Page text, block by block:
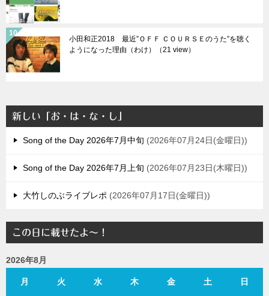
小田和正2018 最近”ＯＦＦ ＣＯＵＲＳＥのうた”を聴く
ようになった理由（わけ）（21 view）
新しい「お・は・な・し」
Song of the Day 2026年7月中旬 2026年07月24日(金曜日)
Song of the Day 2026年7月上旬 2026年07月23日(木曜日)
大竹しのぶライブレポ 2026年07月17日(金曜日)
この日に載せたよ～！
2026年8月
月 火 水 木 金 土 日